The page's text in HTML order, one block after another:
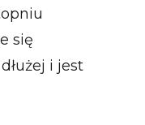
się
i jest